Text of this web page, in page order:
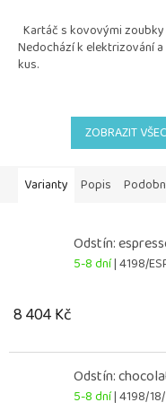
5
hvězdiček.
Kartáč s kovovými
Nedochází k elektrizování
kus.
ZOBRAZIT
Varianty Popis
Odstín:
5-8 dní| 4198/
8 404 Kč
Odstín:
5-8 dní| 4198/18/